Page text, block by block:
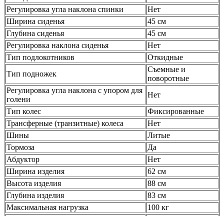
Регулировка угла наклона спинки
Нет
Ширина сиденья
45 см
Глубина сиденья
45 см
Регулировка наклона сиденья
Нет
Тип подлокотников
Откидные
Тип подножек
Съемные и
поворотные
Регулировка угла наклона с упором для
голени
Нет
Тип колес
Фиксированные
Трансферные (транзитные) колеса
Нет
Шины
Литые
Тормоза
Да
Абдуктор
Нет
Ширина изделия
62 см
Высота изделия
88 см
Глубина изделия
83 см
Максимальная нагрузка
100 кг